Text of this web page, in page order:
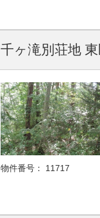
千ヶ滝別荘地
物件番号： 11717